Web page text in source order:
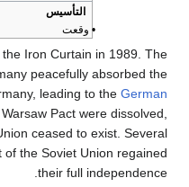
التأسيس
• وقعت
the Iron Curtain in 1989. The
peacefully absorbed the
leading to theGerman
Warsaw Pact were dissolved,
ceased to exist. Several
of the Soviet Union regained
their full independence.